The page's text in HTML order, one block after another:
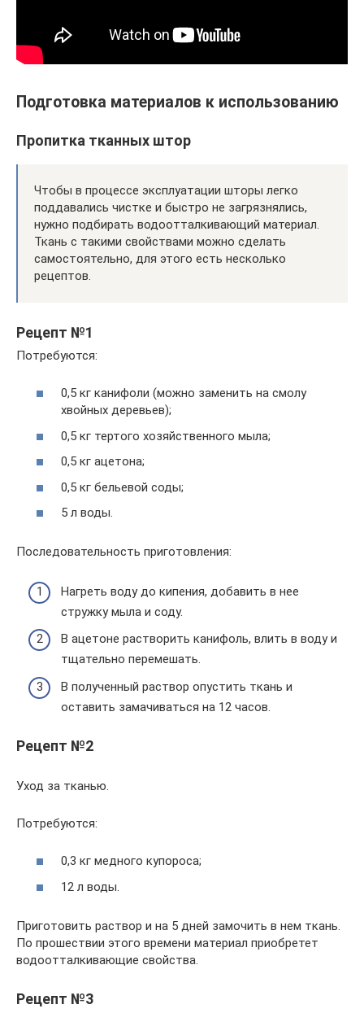
Подготовка материалов к использованию
Пропитка тканных штор
Чтобы в процессе эксплуатации шторы легко
поддавались чистке и быстро не загрязнялись,
нужно подбирать водоотталкивающий материал.
Ткань с такими свойствами можно сделать
самостоятельно, для этого есть несколько
рецептов.
Рецепт №1
Потребуются:
0,5 кг канифоли (можно заменить на смолу
хвойных деревьев);
0,5 кг тертого хозяйственного мыла;
0,5 кг ацетона;
0,5 кг бельевой соды;
5 л воды.
Последовательность приготовления:
Нагреть воду до кипения, добавить в нее
стружку мыла и соду.
В ацетоне растворить канифоль, влить в воду и
тщательно перемешать.
В полученный раствор опустить ткань и
оставить замачиваться на 12 часов.
Рецепт №2
Уход за тканью.
Потребуются:
0,3 кг медного купороса;
12 л воды.
Приготовить раствор и на 5 дней замочить в нем ткань.
По прошествии этого времени материал приобретет
водоотталкивающие свойства.
Рецепт №3